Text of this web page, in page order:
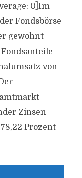
0]Im
Fondsbörse
gewohnt
von
Zinsen
Prozent